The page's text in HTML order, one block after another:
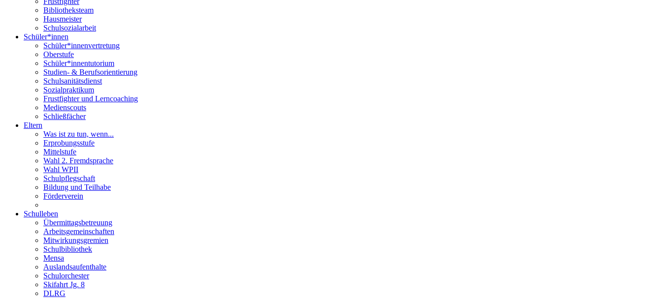
Bibliotheksteam
Hausmeister
Schulsozialarbeit
Schüler*innen
Schüler*innenvertretung
Oberstufe
Schüler*innentutorium
Studien- & Berufsorientierung
Schulsanitätsdienst
Sozialpraktikum
Frustfighter und Lerncoaching
Medienscouts
Schließfächer
Eltern
Was ist zu tun, wenn...
Erprobungsstufe
Mittelstufe
Wahl 2. Fremdsprache
Wahl WPII
Schulpflegschaft
Bildung und Teilhabe
Förderverein
Schulleben
Übermittagsbetreuung
Arbeitsgemeinschaften
Mitwirkungsgremien
Schulbibliothek
Mensa
Auslandsaufenthalte
Schulorchester
Skifahrt Jg. 8
DLRG